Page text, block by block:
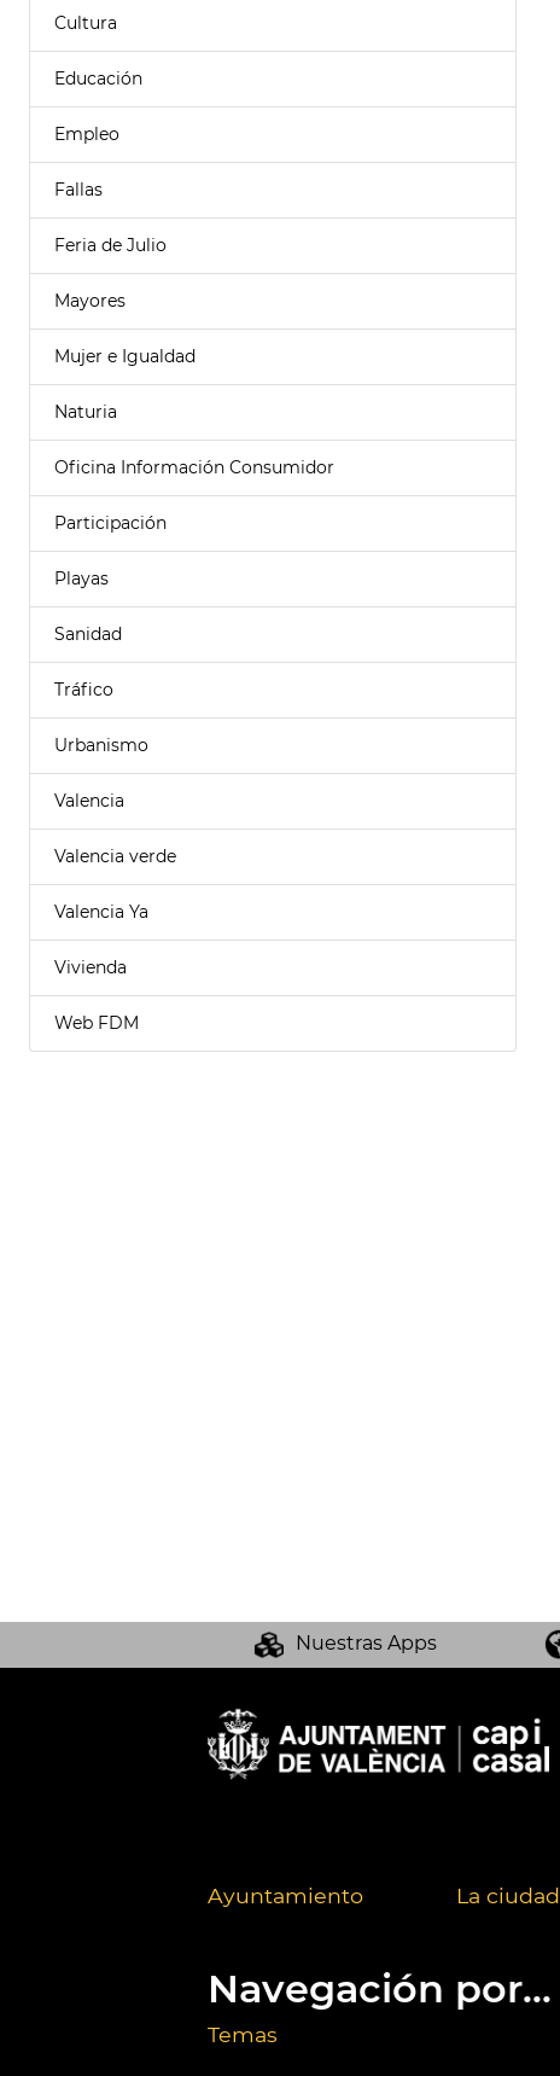
Cultura
Educación
Empleo
Fallas
Feria de Julio
Mayores
Mujer e Igualdad
Naturia
Oficina Información Consumidor
Participación
Playas
Sanidad
Tráfico
Urbanismo
Valencia
Valencia verde
Valencia Ya
Vivienda
Web FDM
Nuestras Apps
Ayuntamiento La ciudad
Navegación por...
Temas